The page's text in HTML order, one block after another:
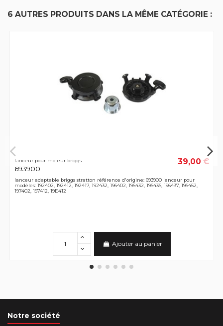
6 AUTRES PRODUITS DANS LA MÊME CATÉGORIE :
lanceur pour moteur briggs
693900
39,00 €
lanceur adaptable briggs stratton référence d'origine: 693900 lanceur pour
modèles: 192402, 192412, 192417, 192432, 196402, 196432, 196436, 196437, 196452,
197402, 197412, 19E412
Ajouter au panier
Notre société